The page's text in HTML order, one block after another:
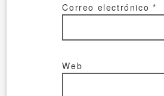
Correo electrónico *
Web